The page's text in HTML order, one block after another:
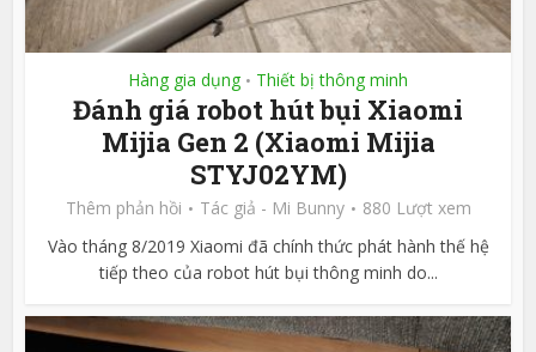
Hàng gia dụng • Thiết bị thông minh
Đánh giá robot hút bụi Xiaomi
Mijia Gen 2 (Xiaomi Mijia
STYJ02YM)
Thêm phản hồi Tác giả - Mi Bunny
880 Lượt xem
Vào tháng 8/2019 Xiaomi đã chính thức phát hành thế hệ
tiếp theo của robot hút bụi thông minh do...